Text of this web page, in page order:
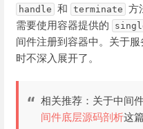
handle 和 terminate 方
需要使用容器提供的
间件注册到容器中。关于
时不深入展开了。
相关推荐：关于中间
间件底层源码剖析这